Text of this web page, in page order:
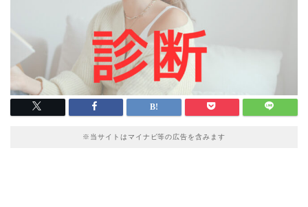
※当サイトはマイナビ等の広告を含みます